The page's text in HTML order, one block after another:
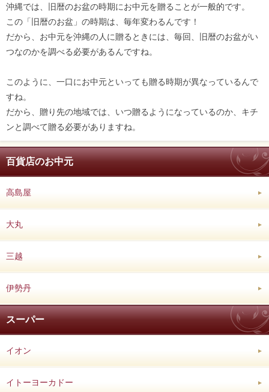
沖縄では、旧暦のお盆の時期にお中元を贈ることが一般的です。
この「旧暦のお盆」の時期は、毎年変わるんです！
だから、お中元を沖縄の人に贈るときには、毎回、旧暦のお盆がい
つなのかを調べる必要があるんですね。
このように、一口にお中元といっても贈る時期が異なっているんで
すね。
だから、贈り先の地域では、いつ贈るようになっているのか、キチ
ンと調べて贈る必要がありますね。
百貨店のお中元
高島屋
大丸
三越
伊勢丹
スーパー
イオン
イトーヨーカドー